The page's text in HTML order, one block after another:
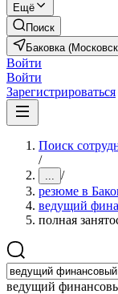
Ещё
Поиск
Баковка
Войти
Войти
Зарегистрироваться
Поиск
/
... /
резюме в
ведущий
полная
ведущий